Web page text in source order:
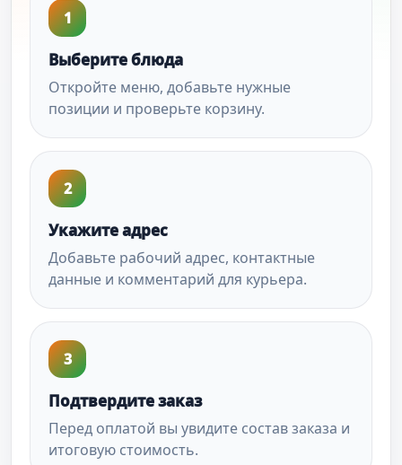
1
Выберите блюда
Откройте меню, добавьте нужные
позиции и проверьте корзину.
2
Укажите адрес
Добавьте рабочий адрес, контактные
данные и комментарий для курьера.
3
Подтвердите заказ
Перед оплатой вы увидите состав заказа и
итоговую стоимость.